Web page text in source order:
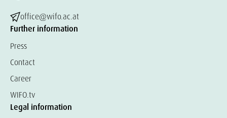
office@wifo.ac.at
Further information
Press
Contact
Career
WIFO.tv
Legal information